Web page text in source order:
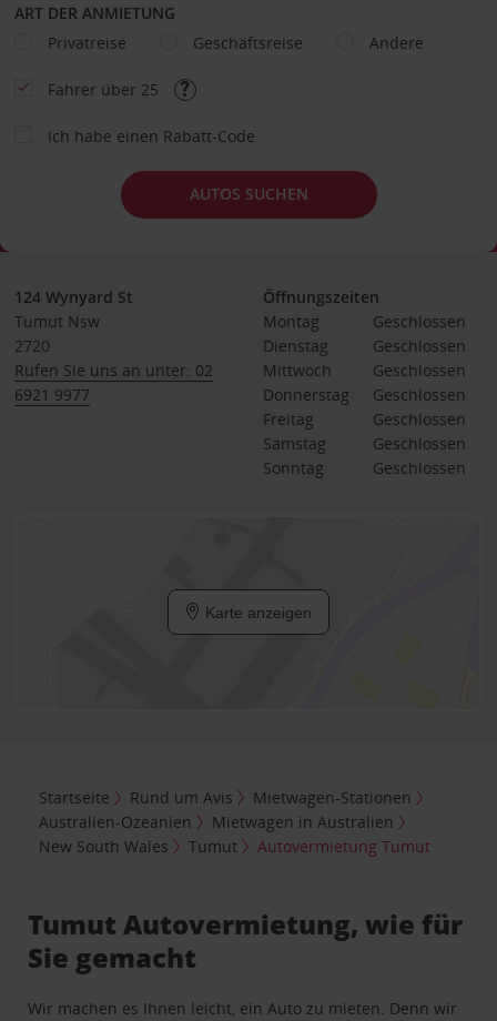
ART DER ANMIETUNG
Privatreise
Geschäftsreise Andere
Fahrer über 25
Ich habe einen Rabatt-Code
AUTOS SUCHEN
124 Wynyard St
Tumut Nsw
2720
Rufen Sie uns an unter: 02
6921 9977
Öffnungszeiten
Montag
Geschlossen
Dienstag
Geschlossen
Mittwoch
Geschlossen
Donnerstag
Geschlossen
Freitag
Geschlossen
Samstag
Geschlossen
Sonntag
Geschlossen
Karte anzeigen
Startseite Rund um Avis
Mietwagen-Stationen
Australien-Ozeanien
Mietwagen in Australien
New South Wales
Tumut Autovermietung Tumut
Tumut Autovermietung, wie für
Sie gemacht
Wir machen es Ihnen leicht, ein Auto zu mieten. Denn wir